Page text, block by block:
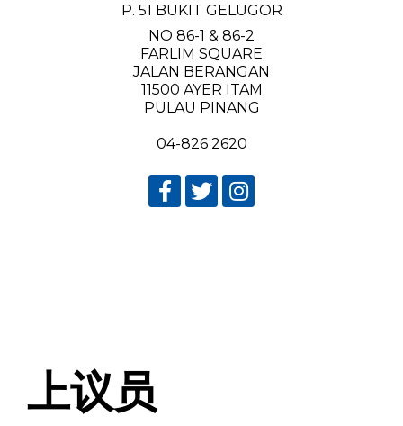
P. 51 BUKIT GELUGOR
NO 86-1 & 86-2
FARLIM SQUARE
JALAN BERANGAN
11500 AYER ITAM
PULAU PINANG
04-826 2620
上议员